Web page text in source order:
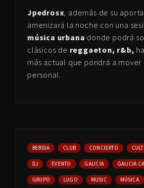
Jpedrosx , además de su
amenizará la noche con una
música urbana donde podrá
clásicos de reggaeton, r&b,
más actual que pondrá a mover
personal.
BEBIDA CLUB CONCIERTO
DJ EVENTO GALICIA GALICIA
GRUPO LUGO MUSIC MÚSICA